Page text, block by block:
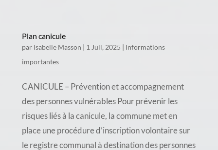
Plan canicule
par Isabelle Masson | 1 Juil, 2025 | Informations
importantes
CANICULE – Prévention et accompagnement
des personnes vulnérables Pour prévenir les
risques liés à la canicule, la commune met en
place une procédure d’inscription volontaire sur
le registre communal à destination des personnes